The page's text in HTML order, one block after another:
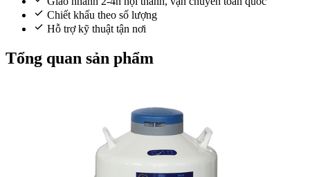
Chiết khấu theo số lượng
Hỗ trợ kỹ thuật tận nơi
Tổng quan sản phẩm